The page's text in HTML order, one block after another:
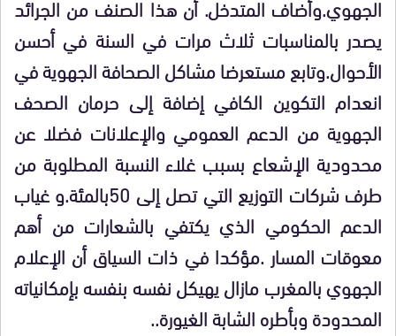
الجهوي.وأضاف المتدخل. أن هذا الصنف من الجرائد
يصدر بالمناسبات ثلاث مرات في السنة في أحسن
الأحوال.وتابع مستعرضا مشاكل الصحافة الجهوية في
انعدام التكوين الكافي إضافة إلى حرمان الصحف
الجهوية من الدعم العمومي والإعلانات فضلا عن
محدودية الإشعاع بسبب غلاء النسبة المطلوبة من
طرف شركات التوزيع التي تصل إلى 50بالمئة.و غياب
الدعم الحكومي الذي يكتفي بالشعارات من أهم
معوقات المسار .مؤكدا في ذات السياق أن الإعلام
الجهوي بالمغرب مازال يهيكل نفسه بنفسه بإمكانياته
المحدودة وبأطره الشابة الغيورة..